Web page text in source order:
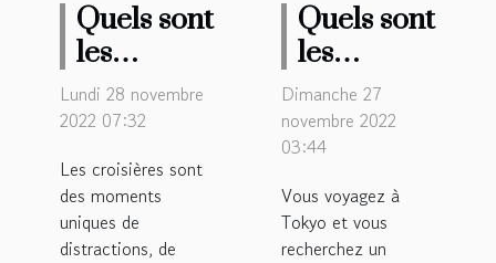
Quels sont
les
avantages
des
croisières
?
Lundi 28 novembre
2022 07:32
Les croisières sont
des moments
uniques de
distractions, de
Quels sont
les
meilleurs
hôtels
capsules à
Tokyo ?
Dimanche 27
novembre 2022
03:44
Vous voyagez à
Tokyo et vous
recherchez un